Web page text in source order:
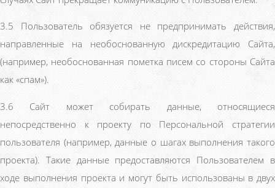
3.5 Пользователь обязуется не предпринимать действия,
направленные на необоснованную дискредитацию Сайта,
(например, необоснованная пометка писем со стороны Сайта
как «спам»).
3.6 Сайт может собирать данные, относящиеся
непосредственно к проекту по Персональной стратегии
пользователя (например, данные о шагах выполнения такого
проекта). Такие данные предоставляются Пользователем в
ходе выполнения проекта и могут быть использованы в двух